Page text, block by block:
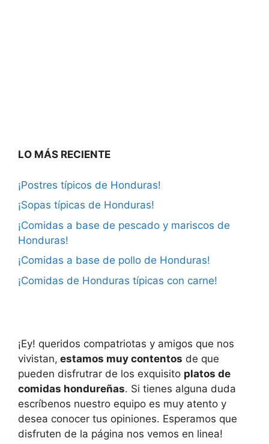
LO MÁS RECIENTE
¡Postres típicos de Honduras!
¡Sopas típicas de Honduras!
¡Comidas a base de pescado y mariscos de
Honduras!
¡Comidas a base de pollo de Honduras!
¡Comidas de Honduras típicas con carne!
¡Ey! queridos compatriotas y amigos que nos
vivistan, estamos muy contentos de que
pueden disfrutrar de los exquisito platos de
comidas hondureñas. Si tienes alguna duda
escríbenos nuestro equipo es muy atento y
desea conocer tus opiniones. Esperamos que
disfruten de la página nos vemos en linea!